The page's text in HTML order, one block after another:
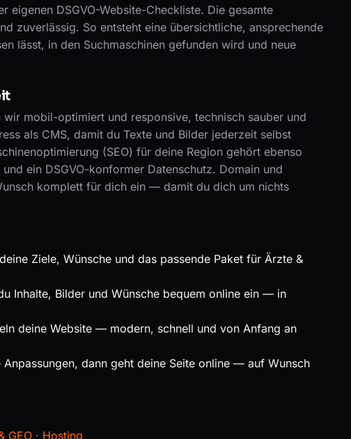
eigenen DSGVO-Website-Checkliste. Die gesamte
zuverlässig. So entsteht eine übersichtliche, ansprechende
lässt, in den Suchmaschinen gefunden wird und neue
mobil-optimiert und responsive, technisch sauber und
als CMS, damit du Texte und Bilder jederzeit selbst
(SEO) für deine Region gehört ebenso
ein DSGVO-konformer Datenschutz. Domain und
komplett für dich ein — damit du dich um nichts
Ziele, Wünsche und das passende Paket für Ärzte &
Inhalte, Bilder und Wünsche bequem online ein — in
deine Website — modern, schnell und von Anfang an
Anpassungen, dann geht deine Seite online — auf Wunsch
GEO · Hosting